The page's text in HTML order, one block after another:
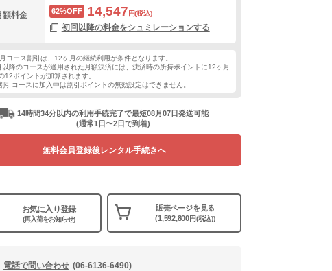
額料金
62%OFF
14,547 円(税込)
初回以降の料金をシュミレーションする
コース割引は、12ヶ月の継続利用が条件となります。
以降のコースが適用された月額決済には、決済時の所持ポイントに12ヶ月
12ポイントが加算されます。
引コースに加入中は割引ポイントの無効設定はできません。
14時間34分以内の利用手続完了で最短08月07日発送可能
(通常1日〜2日で到着)
無料会員登録後レンタル手続きへ
お気に入り登録
(再入荷をお知らせ)
販売ページを見る
(1,592,800円(税込))
電話で問い合わせ (06-6136-6490)